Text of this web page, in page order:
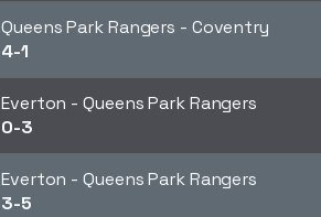
Queens Park Rangers - Coventry
4-1
Everton - Queens Park Rangers
0-3
Everton - Queens Park Rangers
3-5